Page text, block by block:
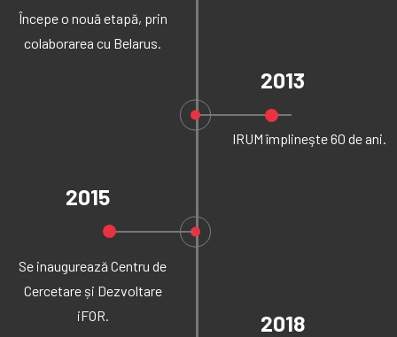
Începe o nouă etapă, prin
colaborarea cu Belarus.
2013
IRUM împlineşte 60 de ani.
2015
Se inaugurează Centru de
Cercetare și Dezvoltare
iFOR.
2018